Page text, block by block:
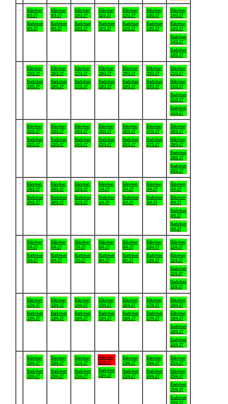
Båtviken
8/3-27
Badviken
8/3-27
Båtviken
9/3-27
Badviken
9/3-27
Båtviken
10/3-27
Badviken
10/3-27
Båtviken
11/3-27
Badviken
11/3-27
Båtviken
12/3-27
Badviken
12/3-27
Båtviken
13/3-27
Badviken
13/3-27
Båtviken
14/3-27
Båtviken
14/3-27
Badviken
14/3-27
Badviken
14/3-27
Båtviken
15/3-27
Badviken
15/3-27
Båtviken
16/3-27
Badviken
16/3-27
Båtviken
17/3-27
Badviken
17/3-27
Båtviken
18/3-27
Badviken
18/3-27
Båtviken
19/3-27
Badviken
19/3-27
Båtviken
20/3-27
Badviken
20/3-27
Båtviken
21/3-27
Båtviken
21/3-27
Badviken
21/3-27
Badviken
21/3-27
Båtviken
22/3-27
Badviken
22/3-27
Båtviken
23/3-27
Badviken
23/3-27
Båtviken
24/3-27
Badviken
24/3-27
Båtviken
25/3-27
Badviken
25/3-27
Båtviken
26/3-27
Badviken
26/3-27
Båtviken
27/3-27
Badviken
27/3-27
Båtviken
28/3-27
Båtviken
28/3-27
Badviken
28/3-27
Badviken
28/3-27
Båtviken
29/3-27
Badviken
29/3-27
Båtviken
30/3-27
Badviken
30/3-27
Båtviken
31/3-27
Badviken
31/3-27
Båtviken
1/4-27
Badviken
1/4-27
Båtviken
2/4-27
Badviken
2/4-27
Båtviken
3/4-27
Badviken
3/4-27
Båtviken
4/4-27
Båtviken
4/4-27
Badviken
4/4-27
Badviken
4/4-27
Båtviken
5/4-27
Badviken
5/4-27
Båtviken
6/4-27
Badviken
6/4-27
Båtviken
7/4-27
Badviken
7/4-27
Båtviken
8/4-27
Badviken
8/4-27
Båtviken
9/4-27
Badviken
9/4-27
Båtviken
10/4-27
Badviken
10/4-27
Båtviken
11/4-27
Båtviken
11/4-27
Badviken
11/4-27
Badviken
11/4-27
Båtviken
12/4-27
Badviken
12/4-27
Båtviken
13/4-27
Badviken
13/4-27
Båtviken
14/4-27
Badviken
14/4-27
Båtviken
15/4-27
Badviken
15/4-27
Båtviken
16/4-27
Badviken
16/4-27
Båtviken
17/4-27
Badviken
17/4-27
Båtviken
18/4-27
Båtviken
18/4-27
Badviken
18/4-27
Badviken
18/4-27
Båtviken
19/4-27
Badviken
19/4-27
Båtviken
20/4-27
Badviken
20/4-27
Båtviken
21/4-27
Badviken
21/4-27
Båtviken
22/4-27
Badviken
22/4-27
Båtviken
23/4-27
Badviken
23/4-27
Båtviken
24/4-27
Badviken
24/4-27
Båtviken
25/4-27
Båtviken
25/4-27
Badviken
25/4-27
Badviken
25/4-27